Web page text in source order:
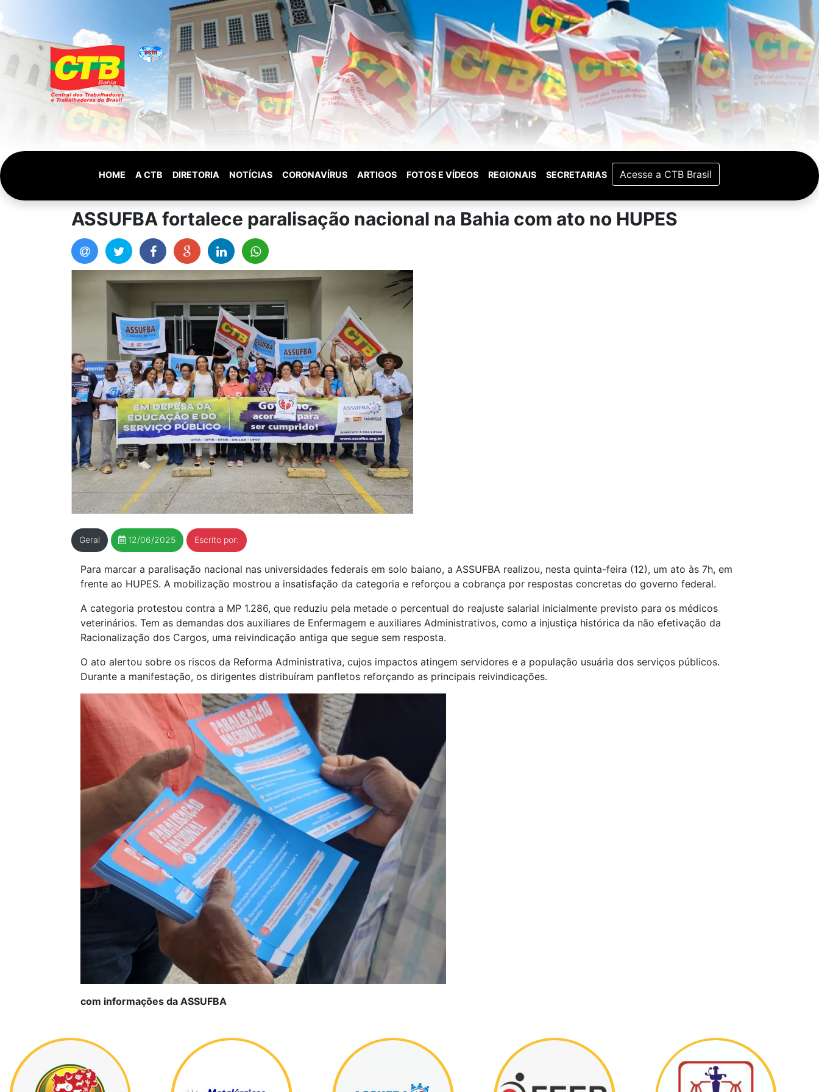
HOME A CTB DIRETORIA NOTÍCIAS CORONAVÍRUS ARTIGOS FOTOS E VÍDEOS REGIONAIS SECRETARIAS Acesse a CTB Brasil
ASSUFBA fortalece paralisação nacional na Bahia com ato no HUPES
Geral 12/06/2025 Escrito por:
Para marcar a paralisação nacional nas universidades federais em solo baiano, a ASSUFBA realizou, nesta quinta-feira (12), um ato às 7h, em
frente ao HUPES. A mobilização mostrou a insatisfação da categoria e reforçou a cobrança por respostas concretas do governo federal.
A categoria protestou contra a MP 1.286, que reduziu pela metade o percentual do reajuste salarial inicialmente previsto para os médicos
veterinários. Tem as demandas dos auxiliares de Enfermagem e auxiliares Administrativos, como a injustiça histórica da não efetivação da
Racionalização dos Cargos, uma reivindicação antiga que segue sem resposta.
O ato alertou sobre os riscos da Reforma Administrativa, cujos impactos atingem servidores e a população usuária dos serviços públicos.
Durante a manifestação, os dirigentes distribuíram panfletos reforçando as principais reivindicações.
com informações da ASSUFBA